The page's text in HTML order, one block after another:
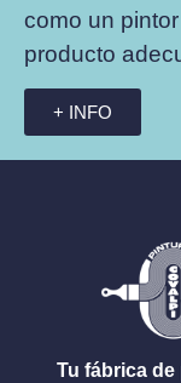
como un
producto
+ INFO
Tu fábrica de